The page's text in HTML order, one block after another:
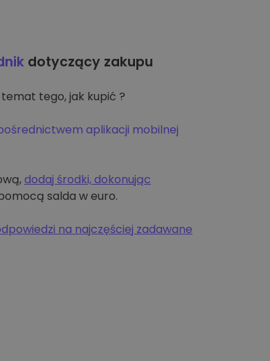
dotyczący zakupu
tego, jak kupić ?
aplikacji mobilnej
dodaj środki, dokonując
salda w euro.
na najczęściej zadawane